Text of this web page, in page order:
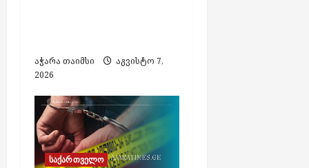
აჭარა თაიმსი
აგვისტო 7,
2026
საქართველო